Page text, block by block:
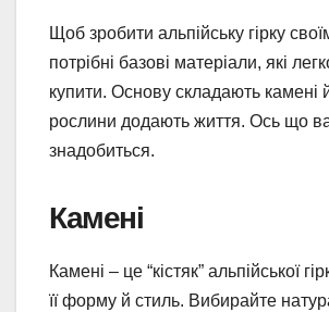
Щоб зробити альпійську гірку
потрібні базові матеріали, які
купити. Основу складають камені
рослини додають життя. Ось що
знадобиться.
Камені
Камені – це “кістяк” альпійської
її форму й стиль. Вибирайте